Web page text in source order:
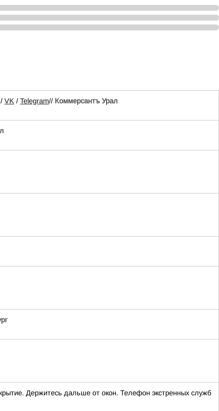
VK / Telegram// Коммерсантъ Урал
Держитесь дальше от окон. Телефон экстренных служб